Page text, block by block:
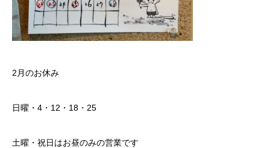
2月のお休み
日曜・4・12・18・25
土曜・祝日はお昼のみの営業です